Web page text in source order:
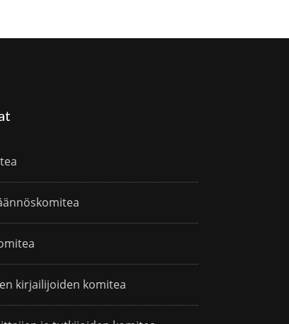
kirjailijoiden komitea